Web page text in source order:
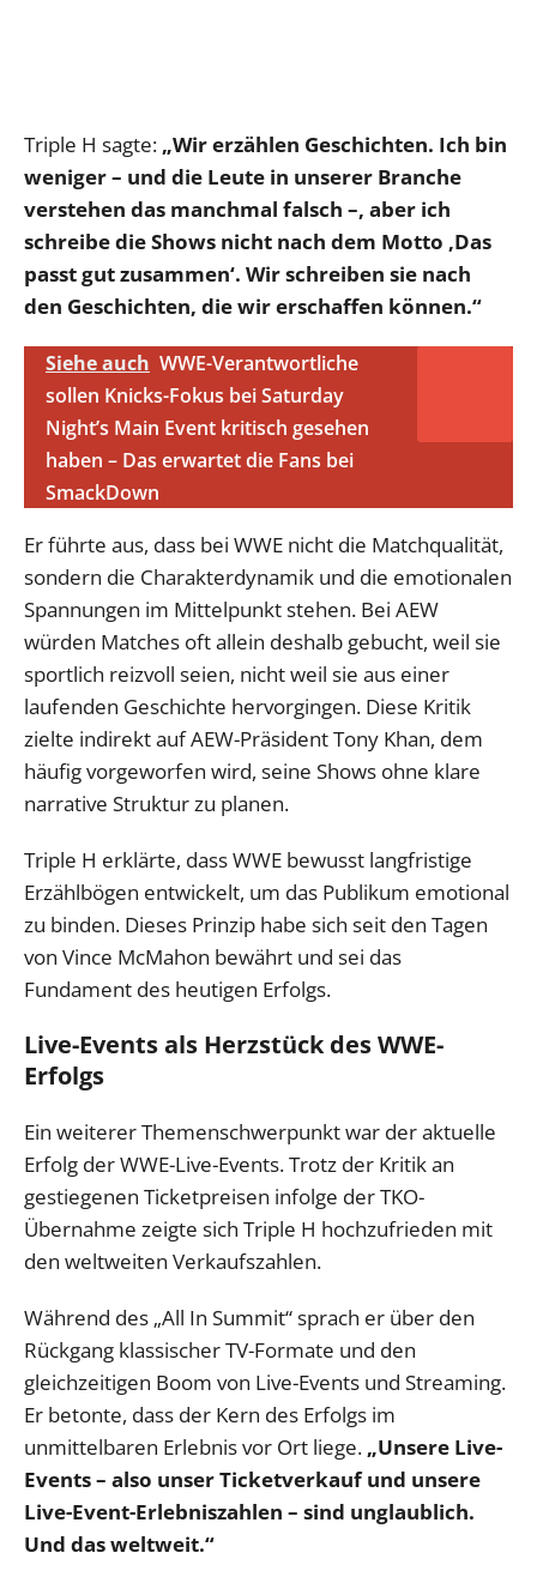
Triple H sagte: „Wir erzählen Geschichten. Ich bin
weniger – und die Leute in unserer Branche
verstehen das manchmal falsch –, aber ich
schreibe die Shows nicht nach dem Motto ‚Das
passt gut zusammen‘. Wir schreiben sie nach
den Geschichten, die wir erschaffen können.“
Siehe auch WWE-Verantwortliche
sollen Knicks-Fokus bei Saturday
Night’s Main Event kritisch gesehen
haben – Das erwartet die Fans bei
SmackDown
Er führte aus, dass bei WWE nicht die Matchqualität,
sondern die Charakterdynamik und die emotionalen
Spannungen im Mittelpunkt stehen. Bei AEW
würden Matches oft allein deshalb gebucht, weil sie
sportlich reizvoll seien, nicht weil sie aus einer
laufenden Geschichte hervorgingen. Diese Kritik
zielte indirekt auf AEW-Präsident Tony Khan, dem
häufig vorgeworfen wird, seine Shows ohne klare
narrative Struktur zu planen.
Triple H erklärte, dass WWE bewusst langfristige
Erzählbögen entwickelt, um das Publikum emotional
zu binden. Dieses Prinzip habe sich seit den Tagen
von Vince McMahon bewährt und sei das
Fundament des heutigen Erfolgs.
Live-Events als Herzstück des WWE-
Erfolgs
Ein weiterer Themenschwerpunkt war der aktuelle
Erfolg der WWE-Live-Events. Trotz der Kritik an
gestiegenen Ticketpreisen infolge der TKO-
Übernahme zeigte sich Triple H hochzufrieden mit
den weltweiten Verkaufszahlen.
Während des „All In Summit“ sprach er über den
Rückgang klassischer TV-Formate und den
gleichzeitigen Boom von Live-Events und Streaming.
Er betonte, dass der Kern des Erfolgs im
unmittelbaren Erlebnis vor Ort liege. „Unsere Live-
Events – also unser Ticketverkauf und unsere
Live-Event-Erlebniszahlen – sind unglaublich.
Und das weltweit.“